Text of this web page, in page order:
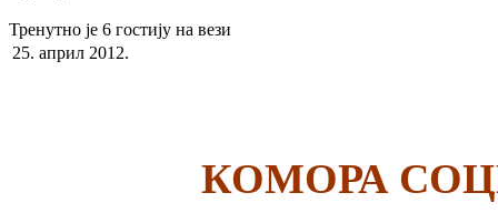
Тренутно је 6 гостију на вези
25. април 2012.
КОМОРА